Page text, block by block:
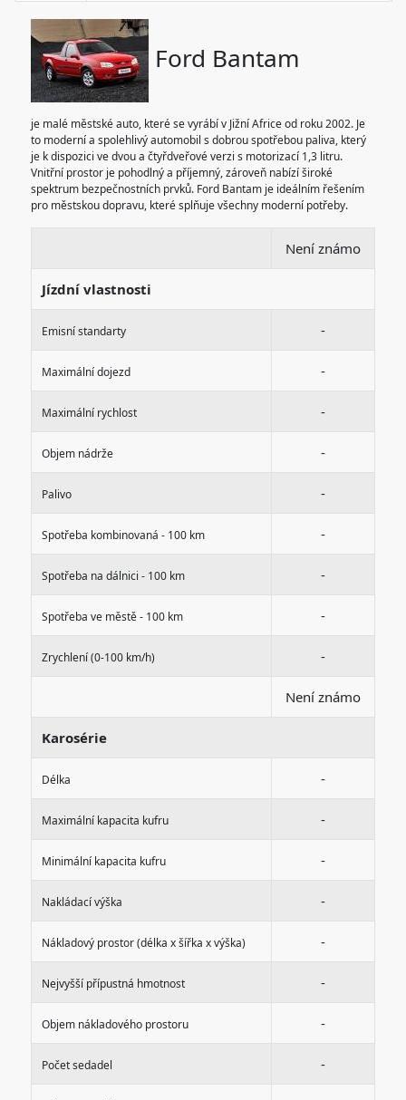
Ford Bantam
je malé městské auto, které se vyrábí v Jižní Africe od roku 2002. Je
to moderní a spolehlivý automobil s dobrou spotřebou paliva, který
je k dispozici ve dvou a čtyřdveřové verzi s motorizací 1,3 litru.
Vnitřní prostor je pohodlný a příjemný, zároveň nabízí široké
spektrum bezpečnostních prvků. Ford Bantam je ideálním řešením
pro městskou dopravu, které splňuje všechny moderní potřeby.
Není známo
Jízdní vlastnosti
Emisní standarty -
Maximální dojezd -
Maximální rychlost -
Objem nádrže -
Palivo -
Spotřeba kombinovaná - 100 km -
Spotřeba na dálnici - 100 km -
Spotřeba ve městě - 100 km -
Zrychlení (0-100 km/h) -
Není známo
Karosérie
Délka -
Maximální kapacita kufru -
Minimální kapacita kufru -
Nakládací výška -
Nákladový prostor (délka x šířka x výška) -
Nejvyšší přípustná hmotnost -
Objem nákladového prostoru -
Počet sedadel -